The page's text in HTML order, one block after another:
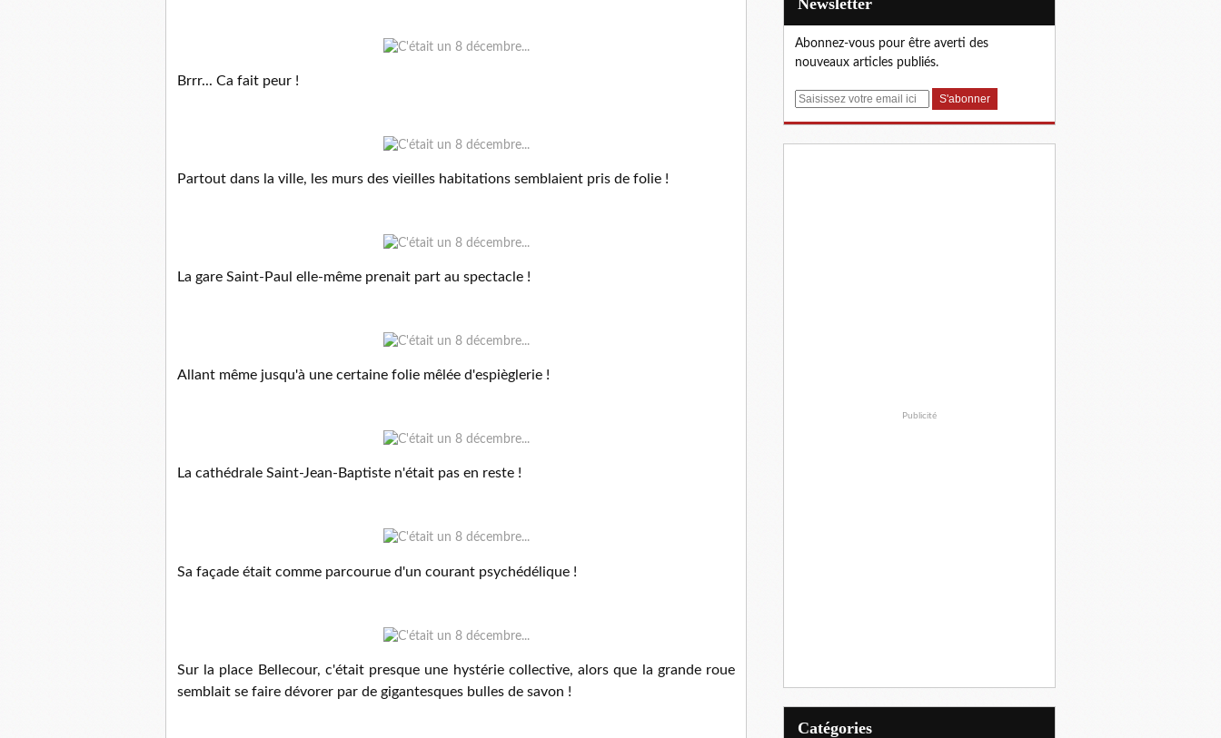
Brrr... Ca fait peur !
Partout dans la ville, les murs des vieilles habitations semblaient pris de folie !
La gare Saint-Paul elle-même prenait part au spectacle !
Allant même jusqu'à une certaine folie mêlée d'espièglerie !
La cathédrale Saint-Jean-Baptiste n'était pas en reste !
Sa façade était comme parcourue d'un courant psychédélique !
Sur la place Bellecour, c'était presque une hystérie collective, alors que la grande roue
semblait se faire dévorer par de gigantesques bulles de savon !
Newsletter
Abonnez-vous pour être averti des
nouveaux articles publiés.
E
Publicité
Catégories